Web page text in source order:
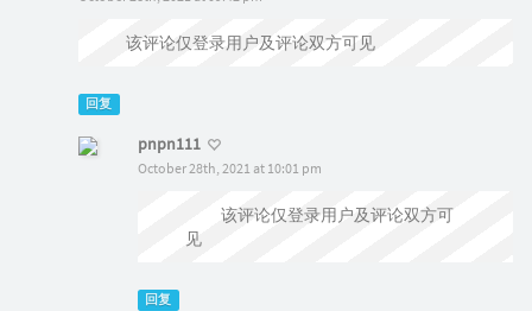
该评论仅登录用户及评论双方可见
回复
pnpn111
October 28th, 2021 at 10:01 pm
该评论仅登录用户及评论双方可
见
回复